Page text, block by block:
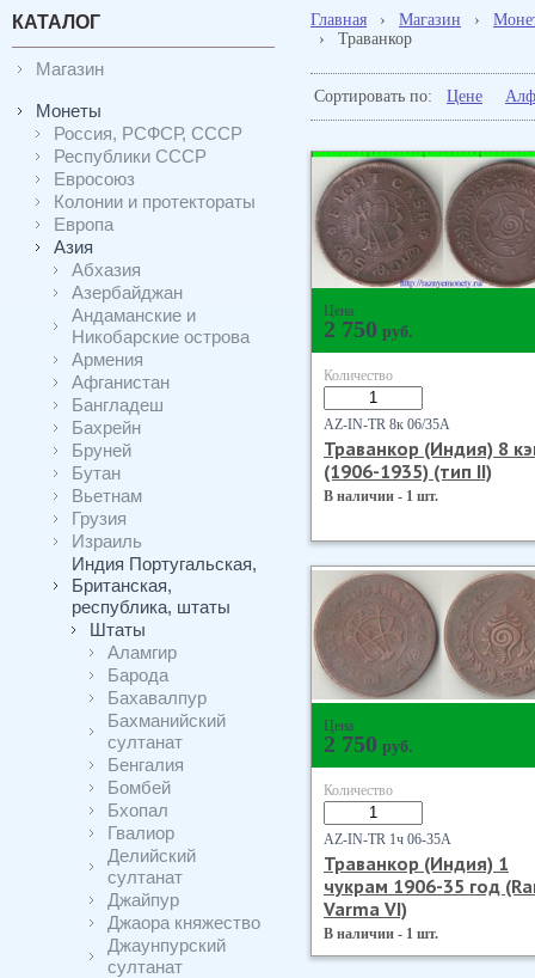
КАТАЛОГ
Магазин
Монеты
Россия, РСФСР, СССР
Республики СССР
Евросоюз
Колонии и протектораты
Европа
Азия
Абхазия
Азербайджан
Андаманские и
Никобарские острова
Армения
Афганистан
Бангладеш
Бахрейн
Бруней
Бутан
Вьетнам
Грузия
Израиль
Индия Португальская,
Британская,
республика, штаты
Штаты
Аламгир
Барода
Бахавалпур
Бахманийский
султанат
Бенгалия
Бомбей
Бхопал
Гвалиор
Делийский
султанат
Джайпур
Джаора княжество
Джаунпурский
султанат
Главная › Магазин ›
›
Траванкор
Сортировать по: Цене
Цена
2 750 руб.
Количество
AZ-IN-TR 8к 06/35А
Траванкор (Индия) 8
(1906-1935) (тип II)
В наличии - 1 шт.
Цена
2 750 руб.
Количество
AZ-IN-TR 1ч 06-35А
Траванкор (Индия) 1
чукрам 1906-35 год
Varma VI)
В наличии - 1 шт.